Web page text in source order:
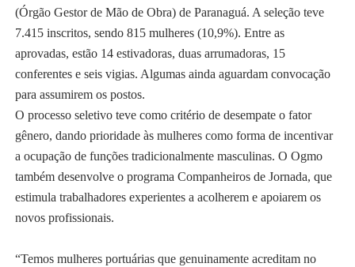
(Órgão Gestor de Mão de Obra) de Paranaguá. A seleção teve
7.415 inscritos, sendo 815 mulheres (10,9%). Entre as
aprovadas, estão 14 estivadoras, duas arrumadoras, 15
conferentes e seis vigias. Algumas ainda aguardam convocação
para assumirem os postos.
O processo seletivo teve como critério de desempate o fator
gênero, dando prioridade às mulheres como forma de incentivar
a ocupação de funções tradicionalmente masculinas. O Ogmo
também desenvolve o programa Companheiros de Jornada, que
estimula trabalhadores experientes a acolherem e apoiarem os
novos profissionais.
“Temos mulheres portuárias que genuinamente acreditam no